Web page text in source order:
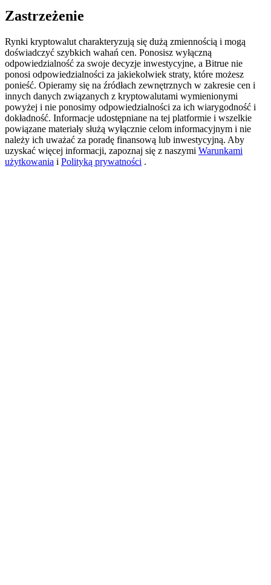
Exclusive for BitMart Users
Register & Trade to Win 500,000 USDT
Precious Metals Trading Carnival
Trade Gold & Silver · 33,333 USDT Bonus
Zastrzeżenie
Rynki kryptowalut charakteryzują się dużą zmiennością i mogą
doświadczyć szybkich wahań cen. Ponosisz wyłączną
odpowiedzialność za swoje decyzje inwestycyjne, a Bitrue nie
ponosi odpowiedzialności za jakiekolwiek straty, które możesz
ponieść. Opieramy się na źródłach zewnętrznych w zakresie cen i
innych danych związanych z kryptowalutami wymienionymi
powyżej i nie ponosimy odpowiedzialności za ich wiarygodność i
dokładność. Informacje udostępniane na tej platformie i wszelkie
powiązane materiały służą wyłącznie celom informacyjnym i nie
należy ich uważać za poradę finansową lub inwestycyjną. Aby
uzyskać więcej informacji, zapoznaj się z naszymi Warunkami
użytkowania i Polityką prywatności .